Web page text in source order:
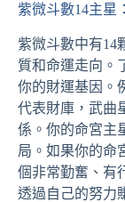
紫微斗數14主星
紫微斗數中有14
質和命運走向。
你的財運基因。
代表財庫，武曲
係。你的命宮主
局。如果你的命
個非常勤奮、有
透過自己的努力